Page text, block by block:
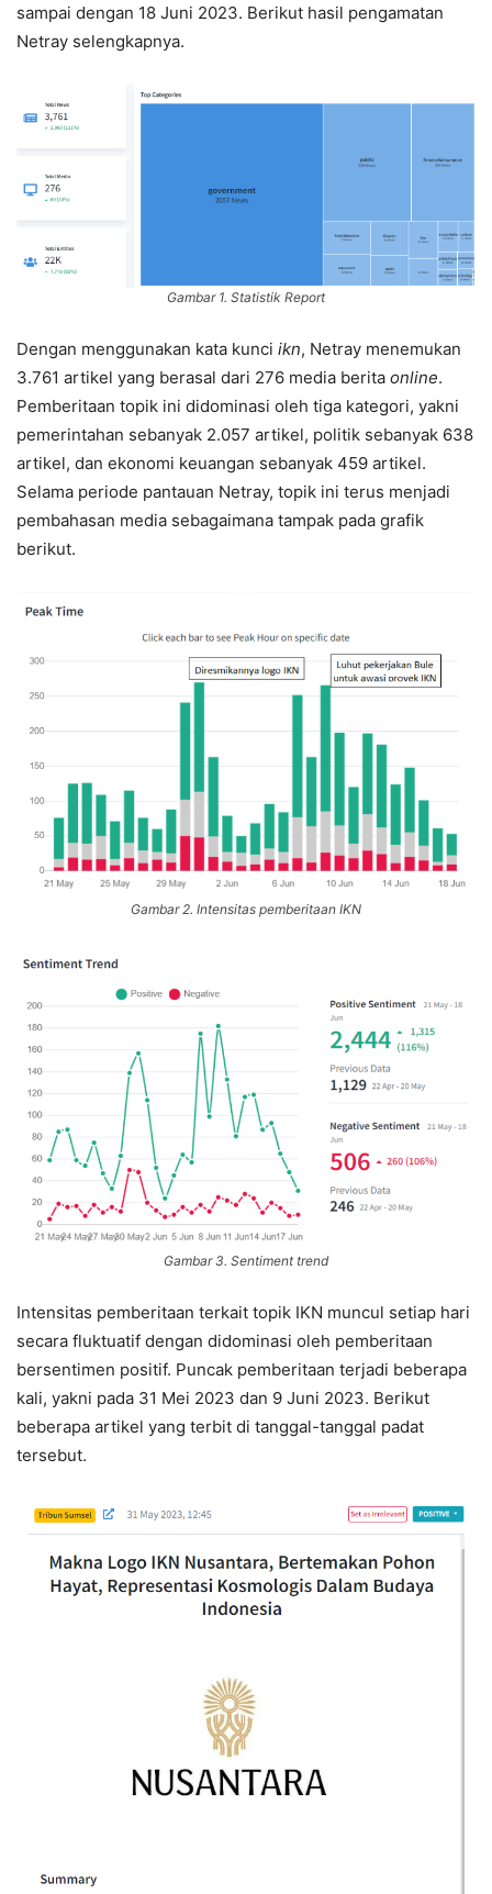
sampai dengan 18 Juni 2023. Berikut hasil pengamatan
Netray selengkapnya.
Gambar 1. Statistik Report
Dengan menggunakan kata kunci ikn, Netray menemukan
3.761 artikel yang berasal dari 276 media berita online.
Pemberitaan topik ini didominasi oleh tiga kategori, yakni
pemerintahan sebanyak 2.057 artikel, politik sebanyak 638
artikel, dan ekonomi keuangan sebanyak 459 artikel.
Selama periode pantauan Netray, topik ini terus menjadi
pembahasan media sebagaimana tampak pada grafik
berikut.
Gambar 2. Intensitas pemberitaan IKN
Gambar 3. Sentiment trend
Intensitas pemberitaan terkait topik IKN muncul setiap hari
secara fluktuatif dengan didominasi oleh pemberitaan
bersentimen positif. Puncak pemberitaan terjadi beberapa
kali, yakni pada 31 Mei 2023 dan 9 Juni 2023. Berikut
beberapa artikel yang terbit di tanggal-tanggal padat
tersebut.